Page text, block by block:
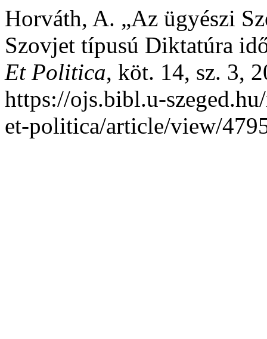
Horváth, A. „Az ügyészi
Szovjet típusú Diktatúra
Et Politica, köt. 14, sz. 3,
https://ojs.bibl.u-
et-politica/article/view/